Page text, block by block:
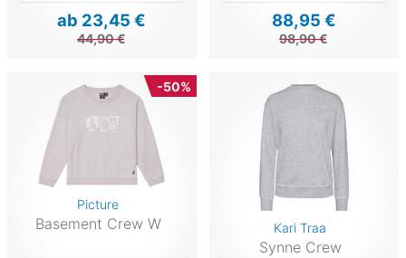
ab 23,45 €
44,90 €
88,95 €
98,90 €
-50%
Picture
Basement Crew W Kari Traa
Synne Crew